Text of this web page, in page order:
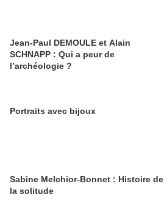
Jean-Paul DEMOULE et Alain
SCHNAPP : Qui a peur de
l’archéologie ?
Portraits avec bijoux
Sabine Melchior-Bonnet : Histoire de
la solitude